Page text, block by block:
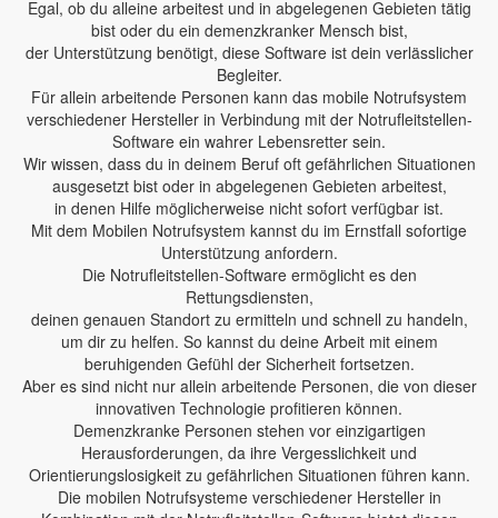
Egal, ob du alleine arbeitest und in abgelegenen Gebieten tätig
bist oder du ein demenzkranker Mensch bist,
der Unterstützung benötigt, diese Software ist dein verlässlicher
Begleiter.
Für allein arbeitende Personen kann das mobile Notrufsystem
verschiedener Hersteller in Verbindung mit der Notrufleitstellen-
Software ein wahrer Lebensretter sein.
Wir wissen, dass du in deinem Beruf oft gefährlichen Situationen
ausgesetzt bist oder in abgelegenen Gebieten arbeitest,
in denen Hilfe möglicherweise nicht sofort verfügbar ist.
Mit dem Mobilen Notrufsystem kannst du im Ernstfall sofortige
Unterstützung anfordern.
Die Notrufleitstellen-Software ermöglicht es den
Rettungsdiensten,
deinen genauen Standort zu ermitteln und schnell zu handeln,
um dir zu helfen. So kannst du deine Arbeit mit einem
beruhigenden Gefühl der Sicherheit fortsetzen.
Aber es sind nicht nur allein arbeitende Personen, die von dieser
innovativen Technologie profitieren können.
Demenzkranke Personen stehen vor einzigartigen
Herausforderungen, da ihre Vergesslichkeit und
Orientierungslosigkeit zu gefährlichen Situationen führen kann.
Die mobilen Notrufsysteme verschiedener Hersteller in